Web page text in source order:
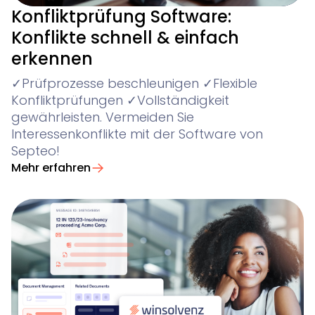
Konfliktprüfung Software:
Konflikte schnell & einfach
erkennen
✓Prüfprozesse beschleunigen ✓Flexible
Konfliktprüfungen ✓Vollständigkeit
gewährleisten. Vermeiden Sie
Interessenkonflikte mit der Software von
Septeo!
Mehr erfahren